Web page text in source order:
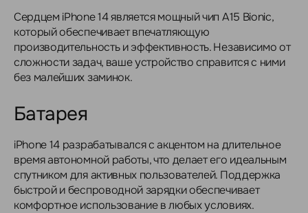
Сердцем iPhone 14 является мощный чип A15 Bionic,
который обеспечивает впечатляющую
производительность и эффективность. Независимо от
сложности задач, ваше устройство справится с ними
без малейших заминок.
Батарея
iPhone 14 разрабатывался с акцентом на длительное
время автономной работы, что делает его идеальным
спутником для активных пользователей. Поддержка
быстрой и беспроводной зарядки обеспечивает
комфортное использование в любых условиях.